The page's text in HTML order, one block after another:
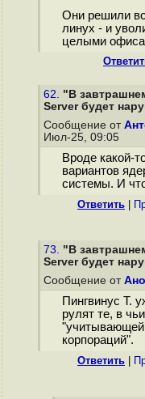
Они решили
линух - и
целыми
62. "В
Server будет
Сообщение от
Июл-25, 09:05
Вроде какой-
вариантов
системы. И
Ответить
73. "В
Server будет
Сообщение от
Пингвинус Т.
рулят те, в
"учитывающей
корпораций".
Ответить